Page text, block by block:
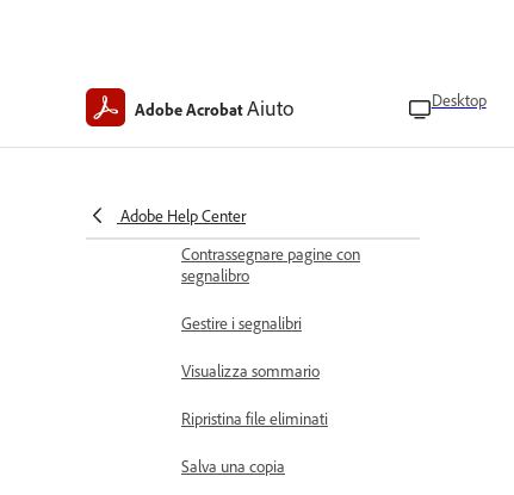
Adobe AcrobatAiuto Desktop
Adobe Help Center
Visualizza e gestisci i file
Trovare testo nei PDF
Contrassegnare pagine con
segnalibro
Gestire i segnalibri
Visualizza sommario
Ripristina file eliminati
Salva una copia